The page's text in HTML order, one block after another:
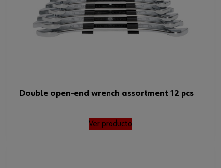
Double open-end wrench assortment 12 pcs
Ver producto